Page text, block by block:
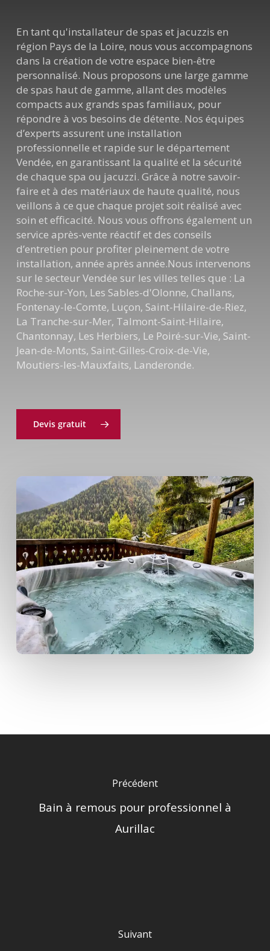
En tant qu'installateur de spas et jacuzzis en
région Pays de la Loire, nous vous accompagnons
dans la création de votre espace bien-être
personnalisé. Nous proposons une large gamme
de spas haut de gamme, allant des modèles
compacts aux grands spas familiaux, pour
répondre à vos besoins de détente. Nos équipes
d’experts assurent une installation
professionnelle et rapide sur le département
Vendée, en garantissant la qualité et la sécurité
de chaque spa ou jacuzzi. Grâce à notre savoir-
faire et à des matériaux de haute qualité, nous
veillons à ce que chaque projet soit réalisé avec
soin et efficacité. Nous vous offrons également un
service après-vente réactif et des conseils
d’entretien pour profiter pleinement de votre
installation, année après année.Nous intervenons
sur le secteur Vendée sur les villes telles que : La
Roche-sur-Yon, Les Sables-d'Olonne, Challans,
Fontenay-le-Comte, Luçon, Saint-Hilaire-de-Riez,
La Tranche-sur-Mer, Talmont-Saint-Hilaire,
Chantonnay, Les Herbiers, Le Poiré-sur-Vie, Saint-
Jean-de-Monts, Saint-Gilles-Croix-de-Vie,
Moutiers-les-Mauxfaits, Landeronde.
Devis gratuit
Précédent
Bain à remous pour professionnel à
Aurillac
Suivant